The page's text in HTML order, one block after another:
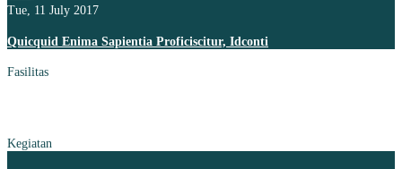
Tue, 11 July 2017
Quicquid Enima Sapientia Proficiscitur, Idconti
Fasilitas
Kegiatan